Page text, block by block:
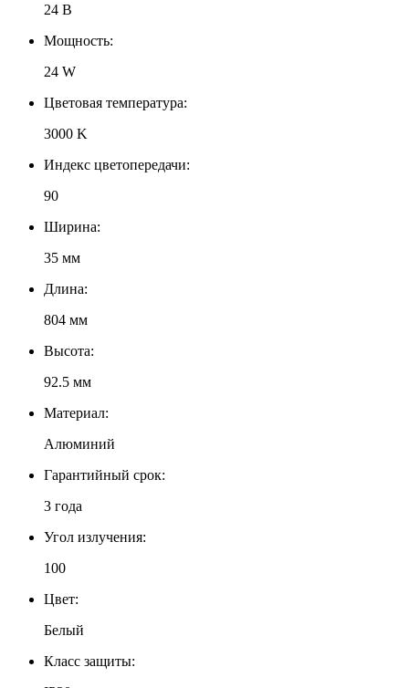
24 В
Мощность:
24 W
Цветовая температура:
3000 K
Индекс цветопередачи:
90
Ширина:
35 мм
Длина:
804 мм
Высота:
92.5 мм
Материал:
Алюминий
Гарантийный срок:
3 года
Угол излучения:
100
Цвет:
Белый
Класс защиты: